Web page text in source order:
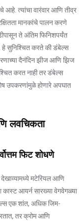
आहे. त्यांचा वारंवार आणि तीव्र
मानकांचे पालन करणे
ते अंतिम फिनिशपर्यंत
हे सुनिश्चित करते की डंबेल्स
दैनंदिन झीज आणि झिज
करत नाही तर डंबेल्स
उपकरणांमुळे होणारे अपघात
लवचिकता
फिट शोधणे
मटेरियल आणि
कास्ट आयर्न सारख्या वेगवेगळ्या
एक शांत, अधिक जिम-
तर क्रोम आणि